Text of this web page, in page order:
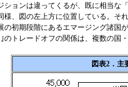
ションは違ってくるが、既に相当な
様、図の左上方に位置している。そ
の初期段階にあるエマージング諸国
｣のトレードオフの関係は、複数の国
図表2．主